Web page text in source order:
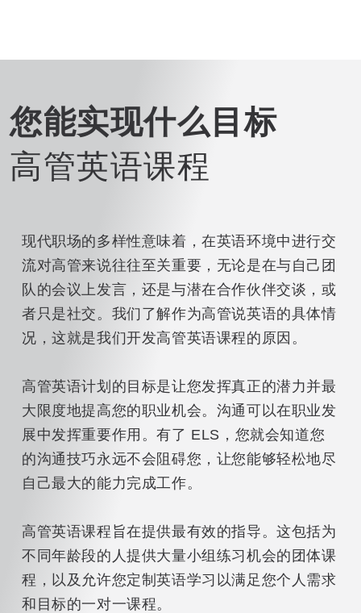
您能实现什么目标
高管英语课程
现代职场的多样性意味着，在英语环境中进行交
流对高管来说往往至关重要，无论是在与自己团
队的会议上发言，还是与潜在合作伙伴交谈，或
者只是社交。我们了解作为高管说英语的具体情
况，这就是我们开发高管英语课程的原因。
高管英语计划的目标是让您发挥真正的潜力并最
大限度地提高您的职业机会。沟通可以在职业发
展中发挥重要作用。有了 ELS，您就会知道您
的沟通技巧永远不会阻碍您，让您能够轻松地尽
自己最大的能力完成工作。
高管英语课程旨在提供最有效的指导。这包括为
不同年龄段的人提供大量小组练习机会的团体课
程，以及允许您定制英语学习以满足您个人需求
和目标的一对一课程。